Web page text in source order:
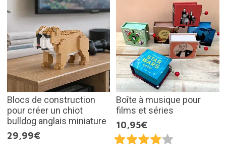
Blocs de construction
pour créer un chiot
bulldog anglais miniature
29,99€
Boîte à musique pour
films et séries
10,95€